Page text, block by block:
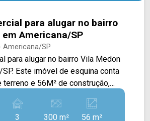
para alugar no bairro
Americana/SP
Americana/SP
para alugar no bairro Vila Medon
conta
terreno e 56M² de construção,
amplo salão com banheiros e
Esta em fase de conclusão das
3 300 m² 56 m²